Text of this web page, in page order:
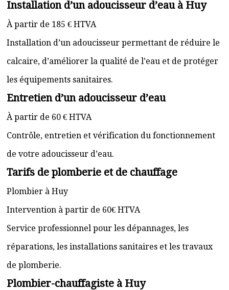
Installation d’un adoucisseur d’eau à Huy
À partir de 185 € HTVA
Installation d’un adoucisseur permettant de réduire le
calcaire, d’améliorer la qualité de l’eau et de protéger
les équipements sanitaires.
Entretien d’un adoucisseur d’eau
À partir de 60 € HTVA
Contrôle, entretien et vérification du fonctionnement
de votre adoucisseur d’eau.
Tarifs de plomberie et de chauffage
Plombier à Huy
Intervention à partir de 60€ HTVA
Service professionnel pour les dépannages, les
réparations, les installations sanitaires et les travaux
de plomberie.
Plombier-chauffagiste à Huy